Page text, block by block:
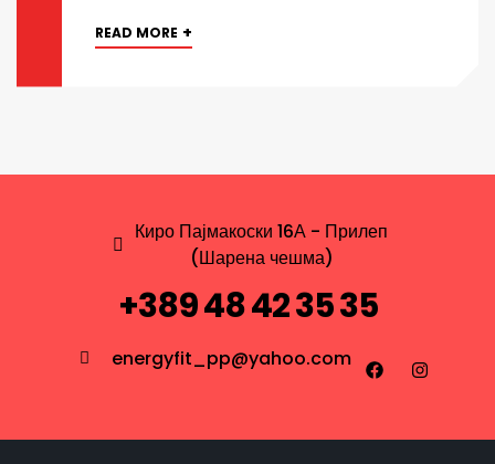
READ MORE +
Киро Пајмакоски 16А - Прилеп
(Шарена чешма)
+389 48 42 35 35
energyfit_pp@yahoo.com